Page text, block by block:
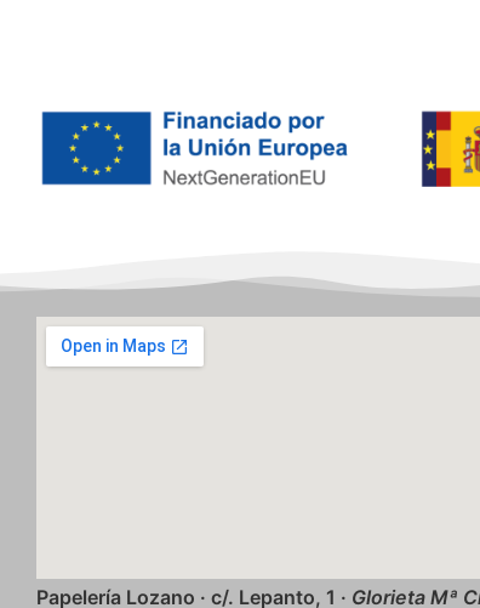
Papelería Lozano · c/. Lepanto, 1 · Glorieta Mª